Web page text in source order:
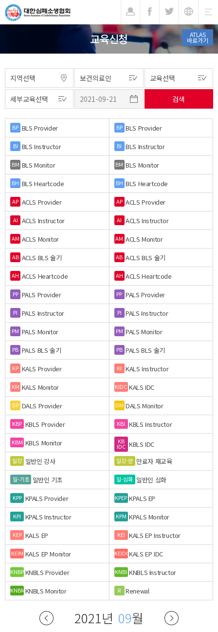
ATLAS
바로가기
교육신청
BP BLS Provider BP BLS Provider
BI BLS Instructor BI BLS Instructor
BM BLS Monitor BM BLS Monitor
BH BLS Heartcode BH BLS Heartcode
AP ACLS Provider AP ACLS Provider
AI ACLS Instructor AI ACLS Instructor
AM ACLS Monitor AM ACLS Monitor
AB ACLS BLS 술기 AB ACLS BLS 술기
AH ACLS Heartcode AH ACLS Heartcode
PP PALS Provider PP PALS Provider
PI PALS Instructor PI PALS Instructor
PM PALS Monitor PM PALS Monitor
PB PALS BLS 술기 PB PALS BLS 술기
KP KALS Provider KI KALS Instructor
KM KALS Monitor KIDC KALS IDC
DP DALS Provider DM DALS Monitor
KBP KBLS Provider KBI KBLS Instructor
KBM KBLS Monitor KB
IDC KBLS IDC
일강 일반인 강사 일강-만 만료자 재교육
일-기초 일반인 기초 일-심화 일반인 심화
KPP KPALS Provider KPEP KPALS EP
KPI KPALS Instructor KPM KPALS Monitor
KEP KALS EP KEI KALS EP Instructor
KEIM KALS EP Monitor KEIDCKALS EP IDC
KNBPKNBLS Provider KNBI KNBLS Instructor
KNBMKNBLS Monitor R Renewal
2021년 09월